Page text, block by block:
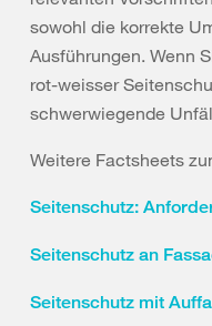
sowohl die korrekte
Ausführungen. Wenn
rot-weisser
schwerwiegende
Weitere Factsheets
Seitenschutz:
Seitenschutz an
Seitenschutz mit